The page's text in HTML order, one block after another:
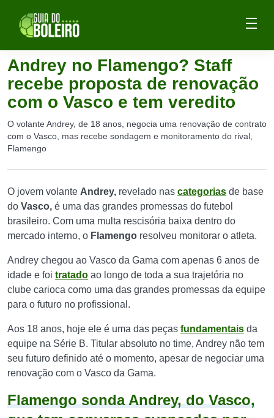
Andrey no Flamengo? Staff
recebe proposta de renovação
com o Vasco e tem veredito
O volante Andrey, de 18 anos, negocia uma renovação de contrato
com o Vasco, mas recebe sondagem e monitoramento do rival,
Flamengo
O jovem volante Andrey, revelado nas categorias de base
do Vasco, é uma das grandes promessas do futebol
brasileiro. Com uma multa rescisória baixa dentro do
mercado interno, o Flamengo resolveu monitorar o atleta.
Andrey chegou ao Vasco da Gama com apenas 6 anos de
idade e foi tratado ao longo de toda a sua trajetória no
clube carioca como uma das grandes promessas da equipe
para o futuro no profissional.
Aos 18 anos, hoje ele é uma das peças fundamentais da
equipe na Série B. Titular absoluto no time, Andrey não tem
seu futuro definido até o momento, apesar de negociar uma
renovação com o Vasco da Gama.
Flamengo sonda Andrey, do Vasco,